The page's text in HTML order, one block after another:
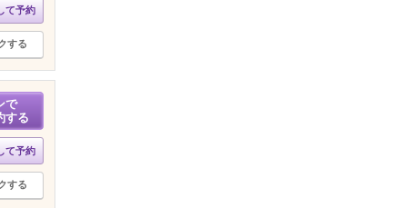
て予約
する
で
する
て予約
する